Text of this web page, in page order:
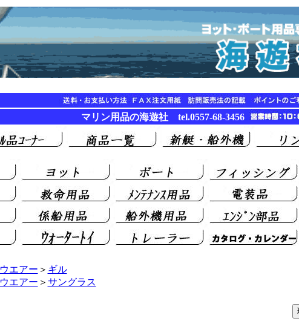
マリン用品の海遊社 tel.0557-68-3456
ウエアー ＞ ギル
ウエアー ＞ サングラス